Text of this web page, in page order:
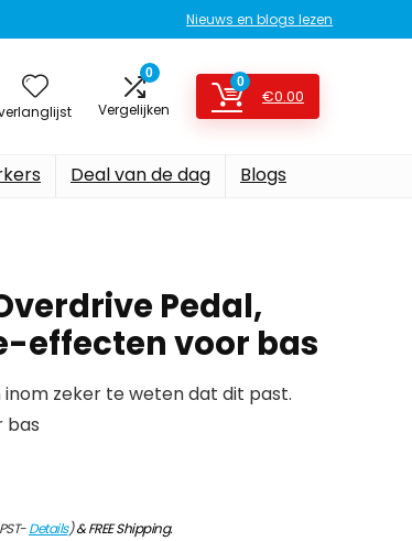
Nieuws en blogs lezen
0
Vergelijken
0
€0.00
Deal van de dag Blogs
Pedal,
effecten voor bas
zeker te weten dat dit past.
bas
Details)&FREE Shipping.